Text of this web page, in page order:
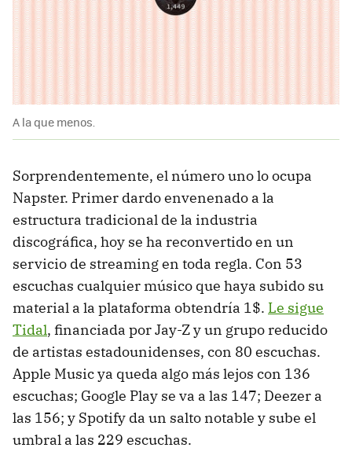
A la que menos.
Sorprendentemente, el número uno lo ocupa
Napster. Primer dardo envenenado a la
estructura tradicional de la industria
discográfica, hoy se ha reconvertido en un
servicio de streaming en toda regla. Con 53
escuchas cualquier músico que haya subido su
material a la plataforma obtendría 1$. Le sigue
Tidal, financiada por Jay-Z y un grupo reducido
de artistas estadounidenses, con 80 escuchas.
Apple Music ya queda algo más lejos con 136
escuchas; Google Play se va a las 147; Deezer a
las 156; y Spotify da un salto notable y sube el
umbral a las 229 escuchas.